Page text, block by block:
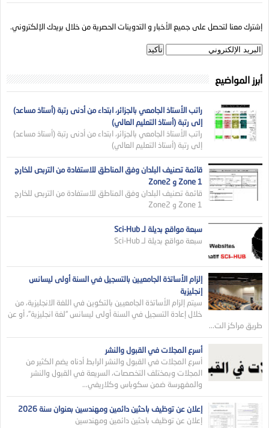
إشترك معنا لتحصل على جميع الأخبار و التدوينات الحصرية من خلال بريدك الإلكتروني.
أبرز المواضيع
راتب الأستاذ الجامعي بالجزائر، ابتداء من أدنى رتبة (أستاذ مساعد)
إلى رتبة (أستاذ التعليم العالي)
راتب الأستاذ الجامعي بالجزائر، ابتداء من أدنى رتبة (أستاذ مساعد)
إلى رتبة (أستاذ التعليم العالي)
قائمة تصنيف البلدان وفق المناطق للاستفادة من التربص للخارج
Zone 1 و Zone2
قائمة تصنيف البلدان وفق المناطق للاستفادة من التربص للخارج
Zone 1 و Zone2
سبعة مواقع بديلة لـ Sci-Hub
سبعة مواقع بديلة لـ Sci-Hub
إلزام الأساتذة الجامعيين بالتسجيل في السنة أولى ليسانس
إنجليزية
سيتم إلزام الأساتذة الجامعيين بالتكوين في اللغة الانجليزية، من
خلال إعادة التسجيل في السنة أولى ليسانس “لغة انجليزية”، أو عن
طريق مراكز الت...
أسرع المجلات في القبول والنشر
أسرع المجلات في القبول والنشر الرابط أدناه يضم الكثير من
المجلات وبمختلف التخصصات، السريعة في القبول والنشر
والمفهرسة ضمن سكوباس وكلاريفي...
إعلان عن توظيف باحثين دائمين ومهندسين بعنوان سنة 2026
إعلان عن توظيف باحثين دائمين ومهندسين